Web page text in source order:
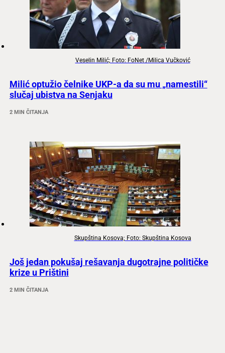
Veselin Milić; Foto: FoNet /Milica Vučković
Milić optužio čelnike UKP-a da su mu „namestili“
slučaj ubistva na Senjaku
2 MIN ČITANJA
Skupština Kosova; Foto: Skupština Kosova
Još jedan pokušaj rešavanja dugotrajne političke
krize u Prištini
2 MIN ČITANJA